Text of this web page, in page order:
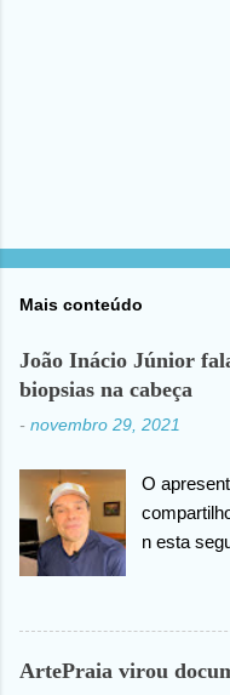
Mais conteúdo
João Inácio Júnior
biopsias na cabeça
- novembro 29, 2021
O
n esta
cabeça
os
cabeça,
ArtePraia virou